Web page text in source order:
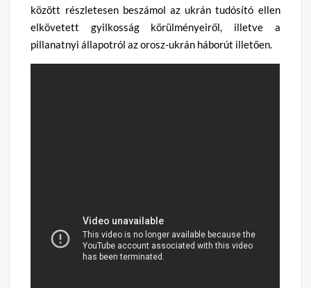
között részletesen beszámol az ukrán tudósító ellen
elkövetett gyilkosság körülményeiről, illetve a
pillanatnyi állapotról az orosz-ukrán háborút illetően.